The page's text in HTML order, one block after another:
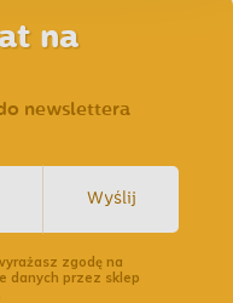
na
newslettera
Wyślij
zgodę na
danych przez sklep